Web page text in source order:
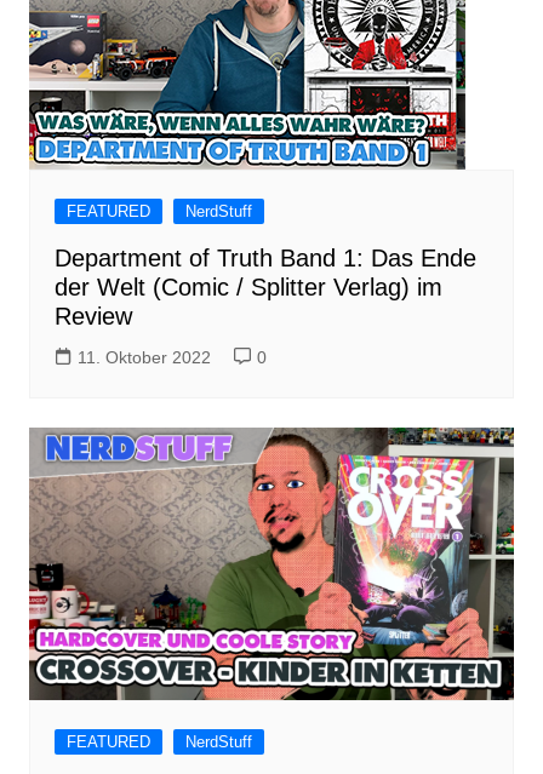
FEATURED NerdStuff
Department of Truth Band 1: Das Ende
der Welt (Comic / Splitter Verlag) im
Review
11. Oktober 2022 0
FEATURED NerdStuff